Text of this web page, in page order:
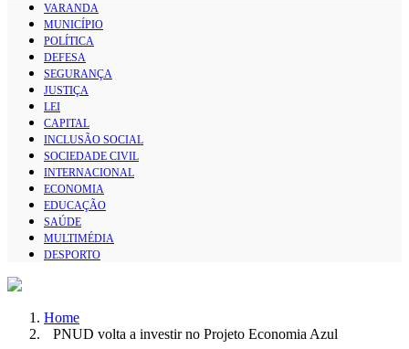
VARANDA
MUNICÍPIO
POLÍTICA
DEFESA
SEGURANÇA
JUSTIÇA
LEI
CAPITAL
INCLUSÃO SOCIAL
SOCIEDADE CIVIL
INTERNACIONAL
ECONOMIA
EDUCAÇÃO
SAÚDE
MULTIMÉDIA
DESPORTO
Home
PNUD volta a investir no Projeto Economia Azul